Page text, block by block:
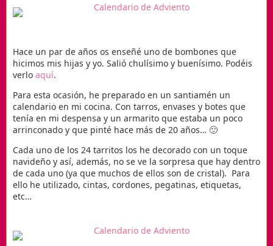
Hace un par de años os enseñé uno de bombones que
hicimos mis hijas y yo. Salió chulísimo y buenísimo. Podéis
verlo aquí.
Para esta ocasión, he preparado en un santiamén un
calendario en mi cocina. Con tarros, envases y botes que
tenía en mi despensa y un armarito que estaba un poco
arrinconado y que pinté hace más de 20 años… 🙂
Cada uno de los 24 tarritos los he decorado con un toque
navideño y así, además, no se ve la sorpresa que hay dentro
de cada uno (ya que muchos de ellos son de cristal). Para
ello he utilizado, cintas, cordones, pegatinas, etiquetas,
etc…